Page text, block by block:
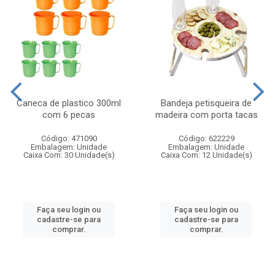
Caneca de plastico 300ml
com 6 pecas
Código: 471090
Embalagem: Unidade
Caixa Com: 30 Unidade(s)
Faça seu login ou
cadastre-se para
comprar.
Bandeja petisqueira de
madeira com porta tacas
Código: 622229
Embalagem: Unidade
Caixa Com: 12 Unidade(s)
Faça seu login ou
cadastre-se para
comprar.